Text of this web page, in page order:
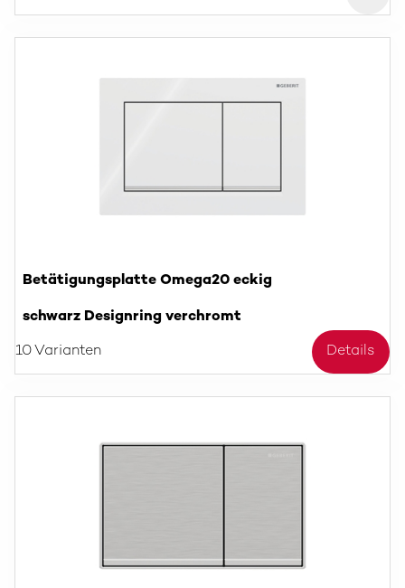
Betätigungsplatte Omega20 eckig
schwarz Designring verchromt
10 Varianten Details